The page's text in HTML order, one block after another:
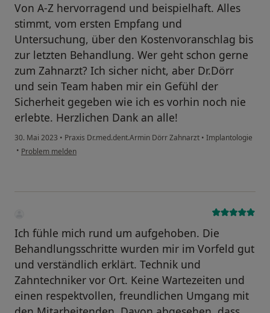
Von A-Z hervorragend und beispielhaft. Alles
stimmt, vom ersten Empfang und
Untersuchung, über den Kostenvoranschlag bis
zur letzten Behandlung. Wer geht schon gerne
zum Zahnarzt? Ich sicher nicht, aber Dr.Dörr
und sein Team haben mir ein Gefühl der
Sicherheit gegeben wie ich es vorhin noch nie
erlebte. Herzlichen Dank an alle!
30. Mai 2023 • Praxis Dr.med.dent.Armin Dörr Zahnarzt • Implantologie
• Problem melden
Ich fühle mich rund um aufgehoben. Die
Behandlungsschritte wurden mir im Vorfeld gut
und verständlich erklärt. Technik und
Zahntechniker vor Ort. Keine Wartezeiten und
einen respektvollen, freundlichen Umgang mit